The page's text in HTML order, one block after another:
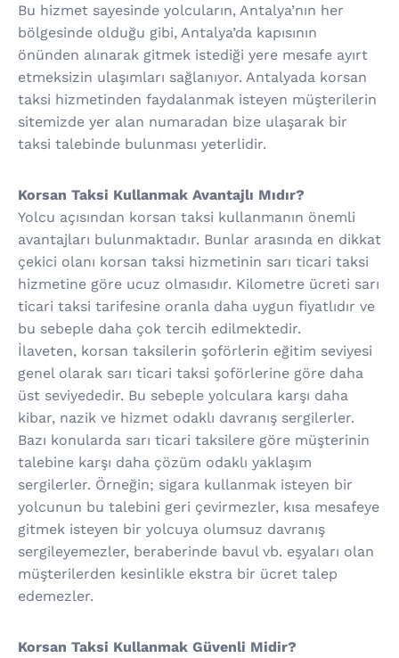
Bu hizmet sayesinde yolcuların, Antalya’nın her
bölgesinde olduğu gibi, Antalya’da kapısının
önünden alınarak gitmek istediği yere mesafe ayırt
etmeksizin ulaşımları sağlanıyor. Antalyada korsan
taksi hizmetinden faydalanmak isteyen müşterilerin
sitemizde yer alan numaradan bize ulaşarak bir
taksi talebinde bulunması yeterlidir.
Korsan Taksi Kullanmak Avantajlı Mıdır?
Yolcu açısından korsan taksi kullanmanın önemli
avantajları bulunmaktadır. Bunlar arasında en dikkat
çekici olanı korsan taksi hizmetinin sarı ticari taksi
hizmetine göre ucuz olmasıdır. Kilometre ücreti sarı
ticari taksi tarifesine oranla daha uygun fiyatlıdır ve
bu sebeple daha çok tercih edilmektedir.
İlaveten, korsan taksilerin şoförlerin eğitim seviyesi
genel olarak sarı ticari taksi şoförlerine göre daha
üst seviyededir. Bu sebeple yolculara karşı daha
kibar, nazik ve hizmet odaklı davranış sergilerler.
Bazı konularda sarı ticari taksilere göre müşterinin
talebine karşı daha çözüm odaklı yaklaşım
sergilerler. Örneğin; sigara kullanmak isteyen bir
yolcunun bu talebini geri çevirmezler, kısa mesafeye
gitmek isteyen bir yolcuya olumsuz davranış
sergileyemezler, beraberinde bavul vb. eşyaları olan
müşterilerden kesinlikle ekstra bir ücret talep
edemezler.
Korsan Taksi Kullanmak Güvenli Midir?